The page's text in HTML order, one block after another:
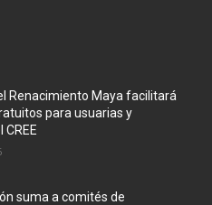
Renacimiento Maya facilitará
para usuarias y
CREE
suma a comités de